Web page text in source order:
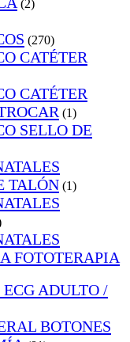
(2)
(270)
CATÉTER
CATÉTER
(1)
SELLO DE
TALÓN (1)
FOTOTERAPIA
ADULTO /
BOTONES